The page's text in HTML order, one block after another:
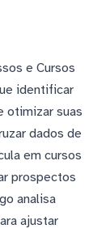
e Cursos
identificar
otimizar suas
dados de
em cursos
prospectos
analisa
ajustar